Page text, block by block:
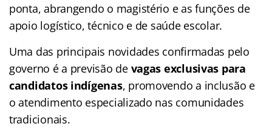
ponta, abrangendo o magistério e as funções de
apoio logístico, técnico e de saúde escolar.
Uma das principais novidades confirmadas pelo
governo é a previsão de vagas exclusivas para
candidatos indígenas, promovendo a inclusão e
o atendimento especializado nas comunidades
tradicionais.